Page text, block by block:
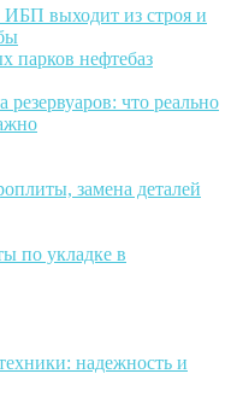
выходит из строя и
что реально
замена деталей
по укладке в
надежность и